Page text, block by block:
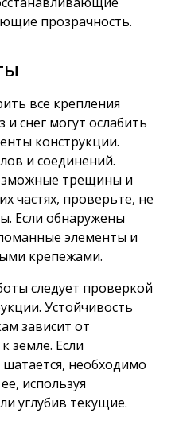
прозрачность.
все крепления
снег могут ослабить
конструкции.
и соединений.
трещины и
частях, проверьте, не
Если обнаружены
элементы и
крепежами.
следует проверкой
Устойчивость
зависит от
земле. Если
шатается, необходимо
используя
углубив текущие.